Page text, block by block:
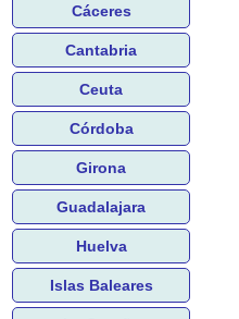
Cáceres
Cantabria
Ceuta
Córdoba
Girona
Guadalajara
Huelva
Islas Baleares